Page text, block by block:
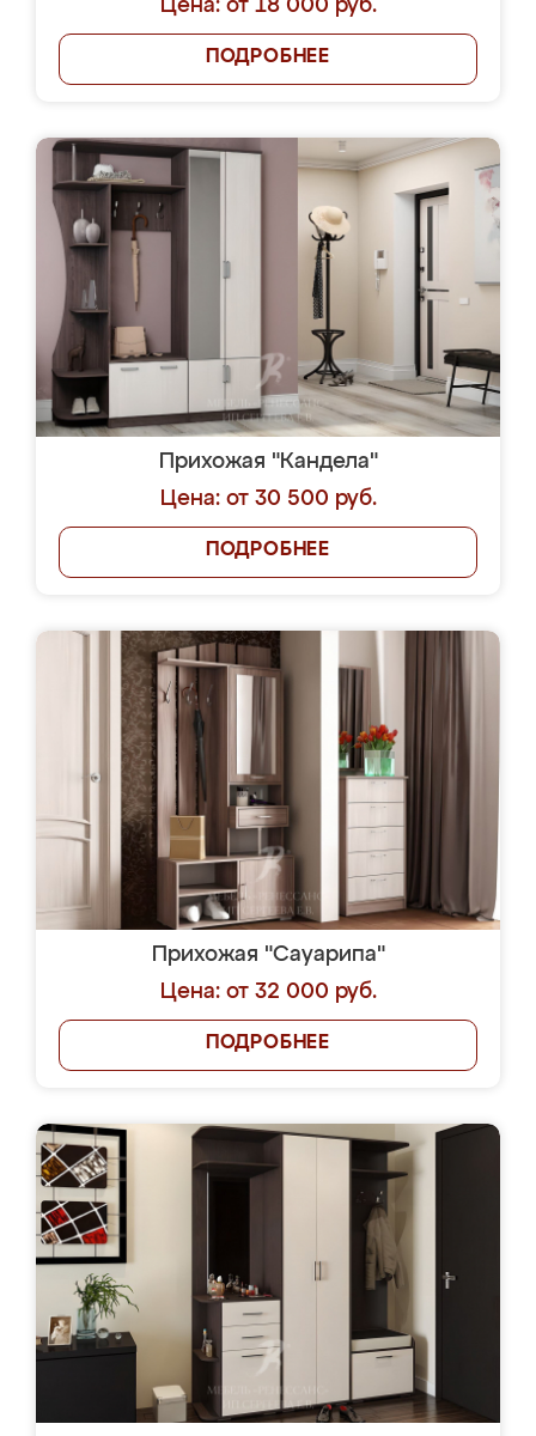
Цена: от 18 000 руб.
ПОДРОБНЕЕ
Прихожая "Кандела"
Цена: от 30 500 руб.
ПОДРОБНЕЕ
Прихожая "Сауарипа"
Цена: от 32 000 руб.
ПОДРОБНЕЕ